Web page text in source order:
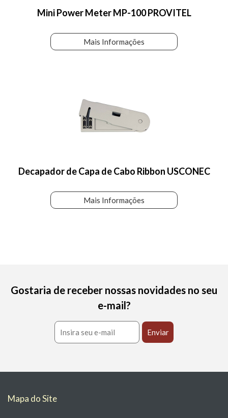
Mini Power Meter MP-100 PROVITEL
Mais Informações
Decapador de Capa de Cabo Ribbon USCONEC
Mais Informações
Gostaria de receber nossas novidades no seu
e-mail?
Mapa do Site